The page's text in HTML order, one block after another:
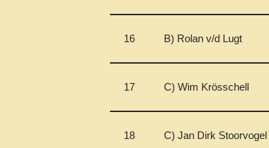
16 B) Rolan v/d Lugt
17 C) Wim Krösschell
18 C) Jan Dirk Stoorvogel